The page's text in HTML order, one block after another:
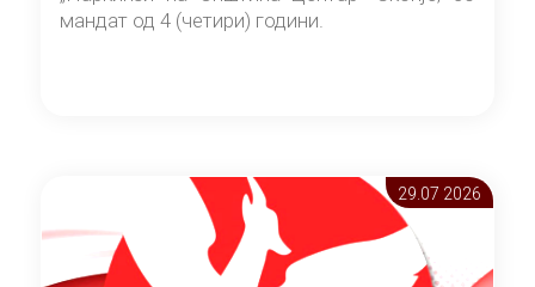
мандат од 4 (четири) години.
29.07 2026